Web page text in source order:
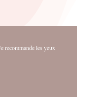
recommande les yeux